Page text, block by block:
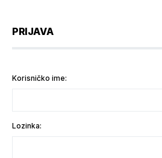
PRIJAVA
Korisničko ime:
Lozinka: